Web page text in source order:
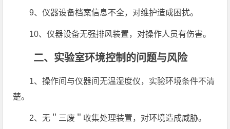
9、仪器设备档案信息不全，对维护造成困扰。
10、仪器设备无强排风装置，对操作人员有伤害。
二、实验室环境控制的问题与风险
1、操作间与仪器间无温湿度仪，实验环境条件不清
楚。
2、无＂三废＂收集处理装置，对环境造成威胁。